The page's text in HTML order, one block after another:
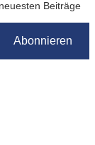
Beiträge
Abonnieren